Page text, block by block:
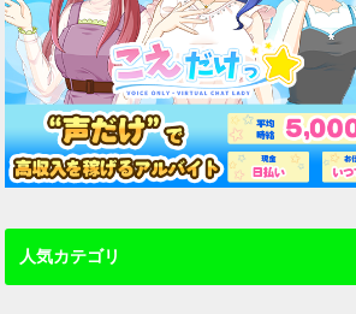
人気カテゴリ